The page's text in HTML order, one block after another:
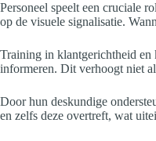
Personeel speelt een cruciale
op de visuele signalisatie.
Training in klantgerichtheid en
informeren. Dit verhoogt niet
Door hun deskundige
en zelfs deze overtreft, wat